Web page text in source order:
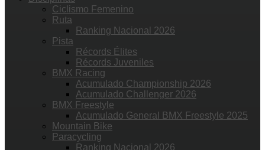
Ciclismo Femenino
Ruta
Ranking Nacional 2026
Pista
Récords Élites
Récords Juveniles
BMX Racing
Acumulado Championship 2026
Acumulado Challenger 2026
BMX Freestyle
Acumulado General BMX Freestyle 2025
Mountain Bike
Paracycling
Ranking Nacional 2026